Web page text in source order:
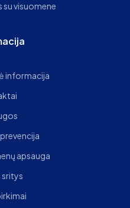
su visuomene
informacija
apsauga
sritys